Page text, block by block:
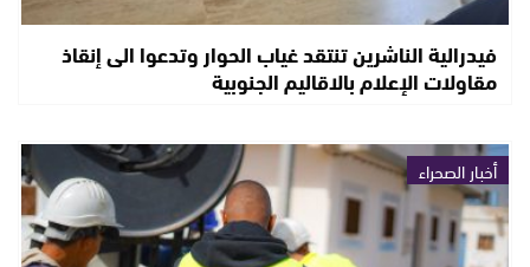
فيدرالية الناشرين تنتقد غياب الحوار وتدعوا الى إنقاذ
مقاولات الإعلام بالاقاليم الجنوبية
أخبار الصحراء